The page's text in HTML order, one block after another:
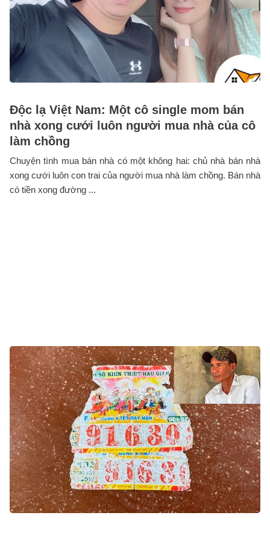
Độc lạ Việt Nam: Một cô single mom bán
nhà xong cưới luôn người mua nhà của cô
làm chồng
Chuyện tình mua bán nhà có một không hai: chủ nhà bán nhà
xong cưới luôn con trai của người mua nhà làm chồng. Bán nhà
có tiền xong đường ...